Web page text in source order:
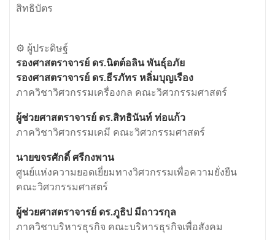
สิทธิบัตร
⚙️ ผู้ประดิษฐ์
รองศาสตราจารย์ ดร.นิตต์อลิน พันธุ์อภัย
รองศาสตราจารย์ ดร.ธีรภัทร หลิ่มบุญเรือง
ภาควิชาวิศวกรรมเครื่องกล คณะวิศวกรรมศาสตร์
ผู้ช่วยศาสตราจารย์ ดร.สิทธินันท์ ท่อแก้ว
ภาควิชาวิศวกรรมเคมี คณะวิศวกรรมศาสตร์
นายขจรศักดิ์ ศรีกงพาน
ศูนย์แห่งความยอดเยี่ยมทางวิศวกรรมเพื่อความยั่งยืน
คณะวิศวกรรมศาสตร์
ผู้ช่วยศาสตราจารย์ ดร.ภูธิป มีถาวรกุล
ภาควิชาบริหารธุรกิจ คณะบริหารธุรกิจเพื่อสังคม